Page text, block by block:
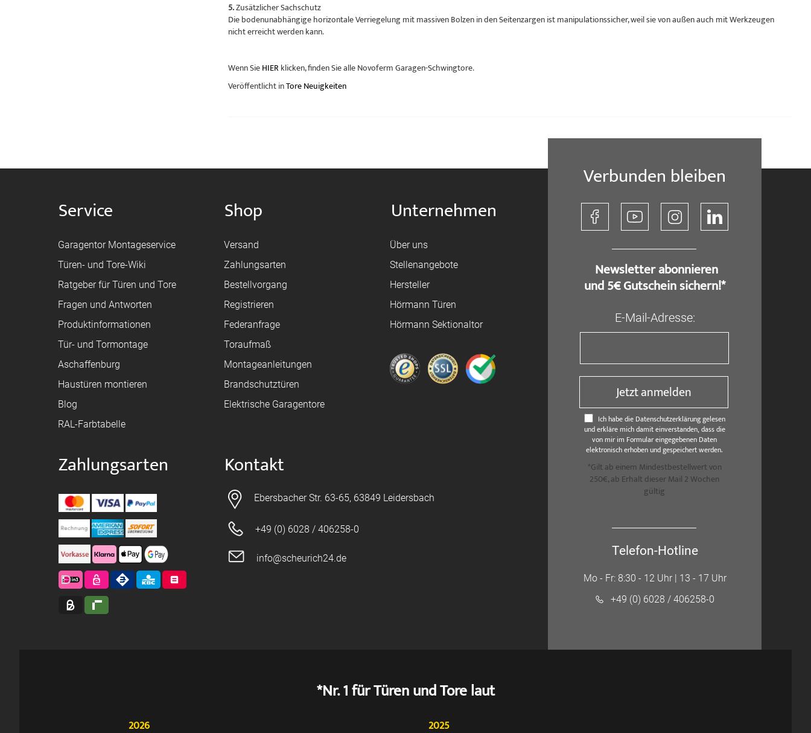
5.Zusätzlicher Sachschutz
Die bodenunabhängige horizontale Verriegelung mit massiven Bolzen in den Seitenzargen ist manipulationssicher, weil sie von außen auch mit Werkzeugen
nicht erreicht werden kann.
Wenn SieHIER klicken, finden Sie alle Novoferm Garagen-Schwingtore.
Veröffentlicht inTore Neuigkeiten
Service
Garagentor Montageservice
Türen- und Tore-Wiki
Ratgeber für Türen und Tore
Fragen und Antworten
Produktinformationen
Tür- und Tormontage
Aschaffenburg
Haustüren montieren
Blog
RAL-Farbtabelle
Shop
Versand
Zahlungsarten
Bestellvorgang
Registrieren
Federanfrage
Toraufmaß
Montageanleitungen
Brandschutztüren
Elektrische Garagentore
Unternehmen
Über uns
Stellenangebote
Hersteller
Hörmann Türen
Hörmann Sektionaltor
Zahlungsarten Kontakt
Ebersbacher Str. 63-65, 63849 Leidersbach
+49 (0) 6028 / 406258-0
info@scheurich24.de
Verbunden bleiben
​ Newsletter abonnieren
und 5€ Gutschein sichern!*
E-Mail-Adresse:
Jetzt anmelden
Ich habe die Datenschutzerklärung gelesen
und erkläre mich damit einverstanden, dass die
von mir im Formular eingegebenen Daten
elektronisch erhoben und gespeichert werden.
*Gilt ab einem Mindestbestellwert von
250€, ab Erhalt dieser Mail 2 Wochen
gültig
Telefon-Hotline
Mo - Fr: 8:30 - 12 Uhr | 13 - 17 Uhr
+49 (0) 6028 / 406258-0
*Nr. 1 für Türen und Tore laut
2026 2025